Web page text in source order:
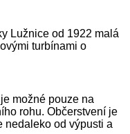
Lužnice od 1922 malá
turbínami o
možné pouze na
rohu. Občerstvení je
nedaleko od výpusti a